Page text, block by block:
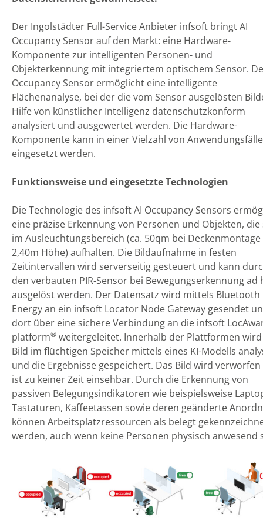
Der Ingolstädter Full-Service Anbieter infsoft bringt AI
Occupancy Sensor auf den Markt: eine Hardware-
Komponente zur intelligenten Personen- und
Objekterkennung mit integriertem optischem Sensor.
Occupancy Sensor ermöglicht eine intelligente
Flächenanalyse, bei der die vom Sensor ausgelösten
Hilfe von künstlicher Intelligenz datenschutzkonform
analysiert und ausgewertet werden. Die Hardware-
Komponente kann in einer Vielzahl von
eingesetzt werden.
Funktionsweise und eingesetzte Technologien
Die Technologie des infsoft AI Occupancy Sensors
eine präzise Erkennung von Personen und Objekten, die
im Ausleuchtungsbereich (ca. 50qm bei Deckenmontage
2,40m Höhe) aufhalten. Die Bildaufnahme in festen
Zeitintervallen wird serverseitig gesteuert und kann
den verbauten PIR-Sensor bei Bewegungserkennung ad
ausgelöst werden. Der Datensatz wird mittels Bluetooth
Energy an ein infsoft Locator Node Gateway gesendet
dort über eine sichere Verbindung an die infsoft
platform® weitergeleitet. Innerhalb der Plattformen
Bild im flüchtigen Speicher mittels eines KI-Modells
und die Ergebnisse gespeichert. Das Bild wird
ist zu keiner Zeit einsehbar. Durch die Erkennung von
passiven Belegungsindikatoren wie beispielsweise
Tastaturen, Kaffeetassen sowie deren geänderte
können Arbeitsplatzressourcen als belegt
werden, auch wenn keine Personen physisch anwesend